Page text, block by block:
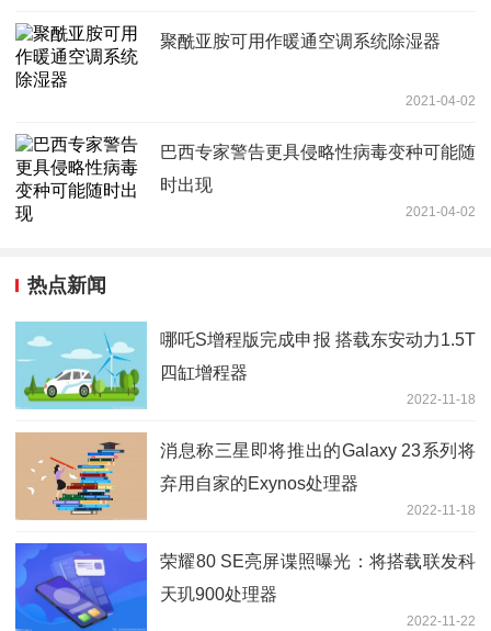
聚酰亚胺可用作暖通空调系统除湿器
2021-04-02
巴西专家警告更具侵略性病毒变种可能随
时出现
2021-04-02
热点新闻
哪吒S增程版完成申报 搭载东安动力1.5T
四缸增程器
2022-11-18
消息称三星即将推出的Galaxy 23系列将
弃用自家的Exynos处理器
2022-11-18
荣耀80 SE亮屏谍照曝光：将搭载联发科
天玑900处理器
2022-11-22